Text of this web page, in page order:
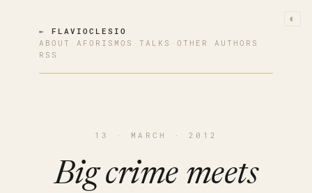
◐
← FLAVIOCLESIO
ABOUT · AFORISMOS · TALKS · OTHER AUTHORS ·
RSS
13 · MARCH · 2012
Big crime meets